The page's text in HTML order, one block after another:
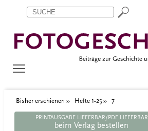
Zum Inhalt springen
Aktuelle Seite: 7
Bisher erschienen Hefte 1-25 7
PRINTAUSGABE LIEFERBAR/PDF LIEFERBAR
beim Verlag bestellen